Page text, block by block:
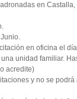
en
en oficina el
unidad familiar.
acredite)
y no se